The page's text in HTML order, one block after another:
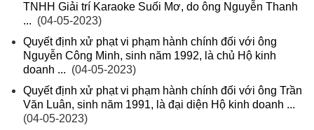
TNHH Giải trí Karaoke Suối Mơ, do ông Nguyễn Thanh
... (04-05-2023)
Quyết định xử phạt vi phạm hành chính đối với ông
Nguyễn Công Minh, sinh năm 1992, là chủ Hộ kinh
doanh ... (04-05-2023)
Quyết định xử phạt vi phạm hành chính đối với ông Trần
Văn Luân, sinh năm 1991, là đại diện Hộ kinh doanh ...
(04-05-2023)